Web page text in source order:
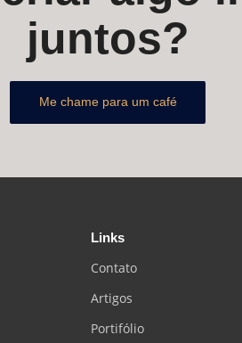
juntos?
Me chame para um café
Links
Contato
Artigos
Portifólio